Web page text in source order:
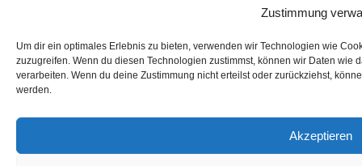
Zustimmung
Um dir ein optimales Erlebnis zu bieten, verwenden wir Technologien wie
zuzugreifen. Wenn du diesen Technologien zustimmst, können wir Daten wie
verarbeiten. Wenn du deine Zustimmung nicht erteilst oder zurückziehst,
werden.
Akzeptieren